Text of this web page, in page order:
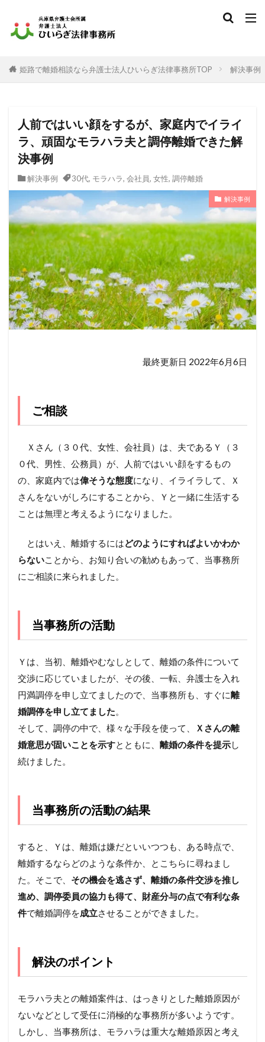
姫路で離婚相談なら弁護士法人ひいらぎ法律事務所TOP 解決事例
人前ではいい顔をするが、家庭内でイライ
ラ、頑固なモラハラ夫と調停離婚できた解
決事例
解決事例 30代, モラハラ, 会社員, 女性, 調停離婚
解決事例
最終更新日 2022年6月6日
ご相談
Ｘさん（３０代、女性、会社員）は、夫であるＹ（３
０代、男性、公務員）が、人前ではいい顔をするもの
の、家庭内では偉そうな態度になり、イライラして、Ｘ
さんをないがしろにすることから、Ｙと一緒に生活する
ことは無理と考えるようになりました。
とはいえ、離婚するにはどのようにすればよいかわか
らないことから、お知り合いの勧めもあって、当事務所
にご相談に来られました。
当事務所の活動
Ｙは、当初、離婚やむなしとして、離婚の条件について
交渉に応じていましたが、その後、一転、弁護士を入れ
円満調停を申し立てましたので、当事務所も、すぐに離
婚調停を申し立てました。
そして、調停の中で、様々な手段を使って、
Ｘさんの離
婚意思が固いことを示すとともに、 離婚の条件を提示し
続けました。
当事務所の活動の結果
すると、Ｙは、離婚は嫌だといいつつも、ある時点で、
離婚するならどのような条件か、とこちらに尋ねまし
た。そこで、 その機会を逃さず、離婚の条件交渉を推し
進め、調停委員の協力も得て、財産分与の点で有利な条
件で離婚調停を成立させることができました。
解決のポイント
モラハラ夫との離婚案件は、はっきりとした離婚原因が
ないなどとして受任に消極的な事務所が多いようです。
しかし、当事務所は、モラハラは重大な離婚原因と考え